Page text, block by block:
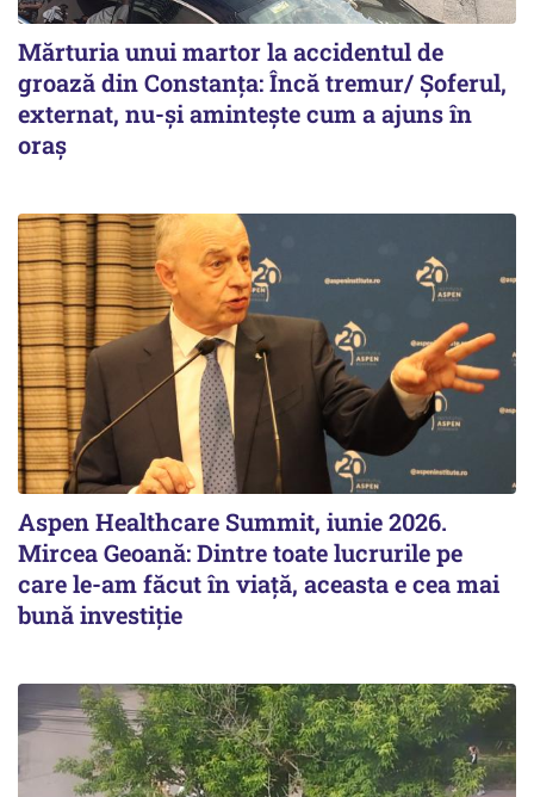
Mărturia unui martor la accidentul de
groază din Constanța: Încă tremur/ Șoferul,
externat, nu-și amintește cum a ajuns în
oraș
Aspen Healthcare Summit, iunie 2026.
Mircea Geoană: Dintre toate lucrurile pe
care le-am făcut în viață, aceasta e cea mai
bună investiție